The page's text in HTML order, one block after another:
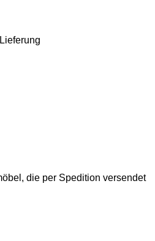
die per Spedition versendet